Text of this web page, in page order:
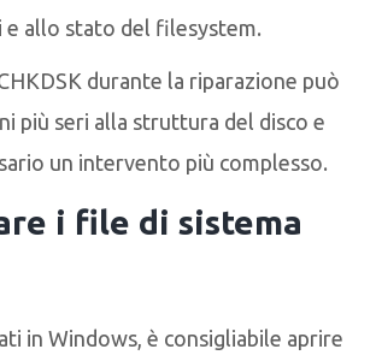
e allo stato del filesystem.
durante la riparazione può
più seri alla struttura del disco e
un intervento più complesso.
i file di sistema
in Windows, è consigliabile aprire